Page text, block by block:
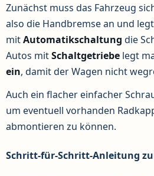
Zunächst muss das Fahrzeug
also die Handbremse an und
mitAutomatikschaltung die
Autos mitSchaltgetriebe legt
ein, damit der Wagen nicht
Auch ein flacher einfacher
um eventuell vorhanden
abmontieren zu können.
Schritt-für-Schritt-Anleitung